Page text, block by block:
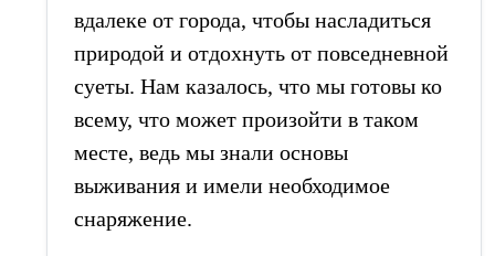
вдалеке от города, чтобы насладиться
природой и отдохнуть от повседневной
суеты. Нам казалось, что мы готовы ко
всему, что может произойти в таком
месте, ведь мы знали основы
выживания и имели необходимое
снаряжение.